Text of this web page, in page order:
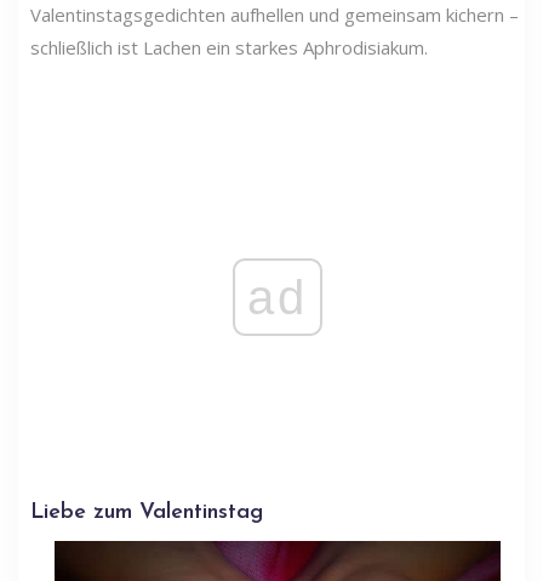
Valentinstagsgedichten aufhellen und gemeinsam kichern –
schließlich ist Lachen ein starkes Aphrodisiakum.
ad
Liebe zum Valentinstag